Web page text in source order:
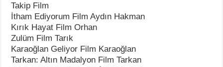
Takip Film
İtham Ediyorum Film Aydın Hakman
Kırık Hayat Film Orhan
Zulüm Film Tarık
Karaoğlan Geliyor Film Karaoğlan
Tarkan: Altın Madalyon Film Tarkan